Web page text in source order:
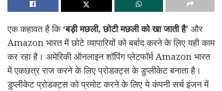
एक कहावत है कि ‘बड़ी मछली, छोटी मछली को खा जाती है’ और
Amazon भारत में छोटे व्यापारियों को बर्बाद करने के लिए यही काम
कर रहा है। अमेरिकी ऑनलाइन शॉपिंग प्लेटफॉर्म Amazon भारत
में एकछत्र राज करने के लिए प्रोडक्ट्स के डुप्लीकेट बनाता है।
डुप्लीकेट प्रोडक्ट्स को प्रमोट करने के लिए ये कंपनी सर्च इंजन में